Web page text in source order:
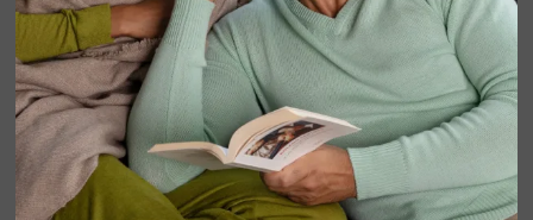
Vi tilby 100 % kashmir Håndlaget i Nepal